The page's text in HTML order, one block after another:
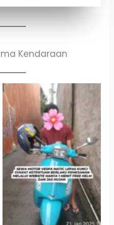
Kendaraan
Antar Jemput
Kendaraan